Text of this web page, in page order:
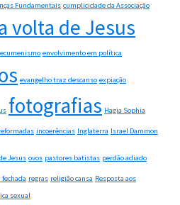
Fundamentais cumplicidade da Associação
volta de Jesus
ecumenismo envolvimento em política
evangelho traz descanso expiação
fotografias Hagia Sophia
incoerências Inglaterra Israel Dammon
Jesus ovos pastores batistas perdão adiado
fechada regras religião cansa Resposta aos
sexual